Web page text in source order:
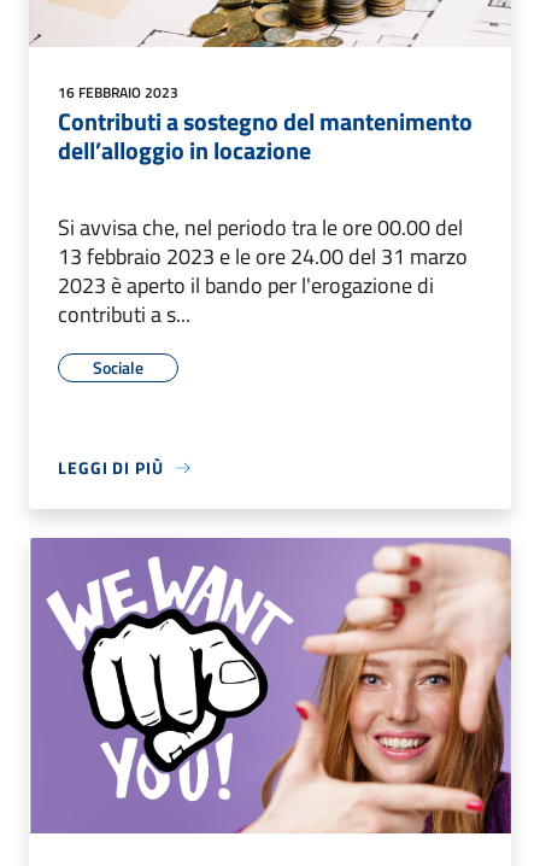
16 FEBBRAIO 2023
Contributi a sostegno del mantenimento
dell’alloggio in locazione
Si avvisa che, nel periodo tra le ore 00.00 del
13 febbraio 2023 e le ore 24.00 del 31 marzo
2023 è aperto il bando per l'erogazione di
contributi a s...
Sociale
LEGGI DI PIÙ